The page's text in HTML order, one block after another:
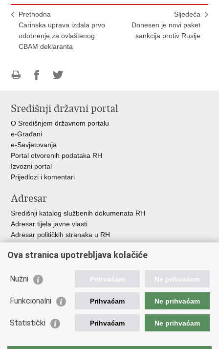
Prethodna
Carinska uprava izdala prvo
odobrenje za ovlaštenog
CBAM deklaranta
Sljedeća
Donesen je novi paket
sankcija protiv Rusije
FacebookuTwitteru
Središnji državni portal
O Središnjem državnom portalu
e-Građani
e-Savjetovanja
Portal otvorenih podataka RH
Izvozni portal
Prijedlozi i komentari
Adresar
Središnji katalog službenih dokumenata RH
Adresar tijela javne vlasti
Adresar političkih stranaka u RH
Besplatni telefoni javne uprave
Važne poveznice
Vlada Republike Hrvatske
Europska komisija
Taxation and Customs Union
Ova stranica upotrebljava kolačiće
Nužni Prihvaćam Ne prihvaćam
Funkcionalni Prihvaćam Ne prihvaćam
Statistički Prihvaćam Ne prihvaćam